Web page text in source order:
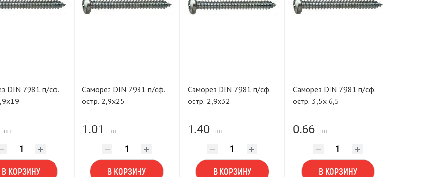
DIN 7981 п/сф.
шт
В КОРЗИНУ
Саморез DIN 7981 п/сф.
остр. 2,9х25
1.01 шт
В КОРЗИНУ
Саморез DIN 7981 п/сф.
остр. 2,9х32
1.40 шт
В КОРЗИНУ
Саморез DIN 7981 п/сф.
остр. 3,5х 6,5
0.66 шт
В КОРЗИНУ